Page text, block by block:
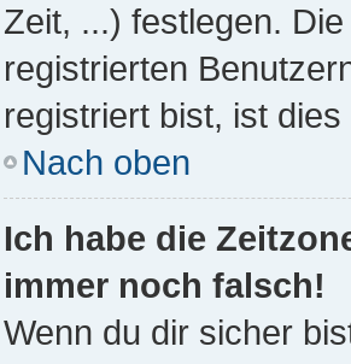
Zeit, ...) festlegen.
registrierten
registriert bist, ist
Nach oben
Ich habe die
immer noch falsch!
Wenn du dir sicher